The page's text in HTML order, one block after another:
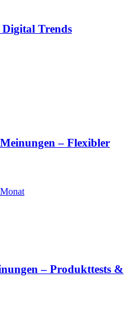
Trends
– Flexibler
– Produkttests &